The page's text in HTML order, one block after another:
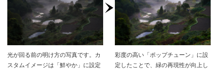
光が回る前の明け方の写真です。カ
スタムイメージは「鮮やか」に設定
彩度の高い「ポップチューン」に設
定したことで、緑の再現性が向上し